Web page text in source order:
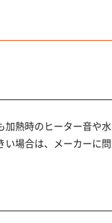
熱時のヒーター音や
場合は、メーカーに問